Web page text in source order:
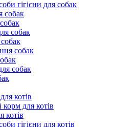
гігієни для собак
собак
собак
собак
собак
котів
для котів
котів
гігієни для котів